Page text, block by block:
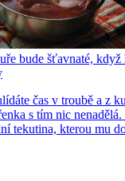
bude šťavnaté, když
čas v troubě a z
s tím nic
tekutina, kterou mu